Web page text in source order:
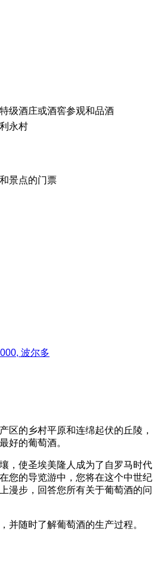
级酒庄或酒窖参观和品酒
永村
景点的门票
波尔多
区的乡村平原和连绵起伏的丘陵，
好的葡萄酒。
，使圣埃美隆人成为了自罗马时代
您的导览游中，您将在这个中世纪
漫步，回答您所有关于葡萄酒的问
并随时了解葡萄酒的生产过程。